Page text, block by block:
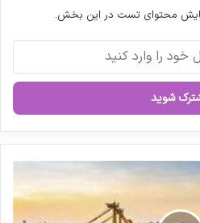
محتوای تست در این بخش.